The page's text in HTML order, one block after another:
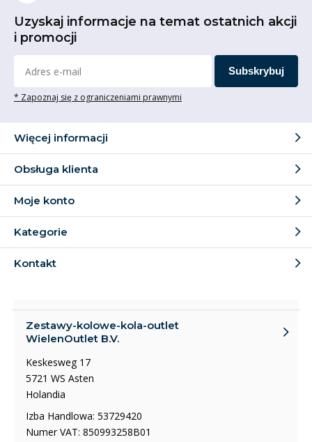
Porady dotyczące wyboru
właściwych kółek
Oczywiście chcemy, abyś kupił właściwe kółka! Czy nadal
masz pytania lub potrzebujesz porady? Prosimy o
kontakt z naszymi specjalistami pod numerem telefonu
kolowe-kola-outlet.pl
Uzyskaj informacje na temat ostatnich akcji
i promocji
Subskrybuj
* Zapoznaj się z ograniczeniami prawnymi
Więcej informacji
Obsługa klienta
Moje konto
Kategorie
Kontakt
Zestawy-kolowe-kola-outlet
WielenOutlet B.V.
Keskesweg 17
5721 WS Asten
Holandia
Izba Handlowa: 53729420
Numer VAT: 850993258B01